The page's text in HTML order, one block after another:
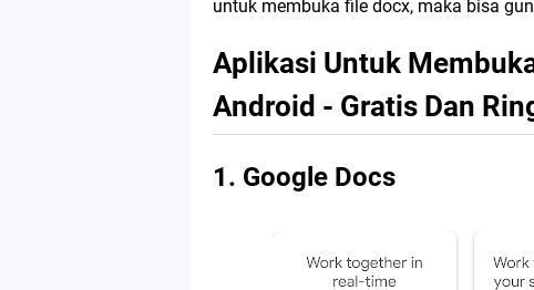
untuk membuka file docx, maka bisa
Aplikasi Untuk
Android - Gratis Dan
1. Google Docs